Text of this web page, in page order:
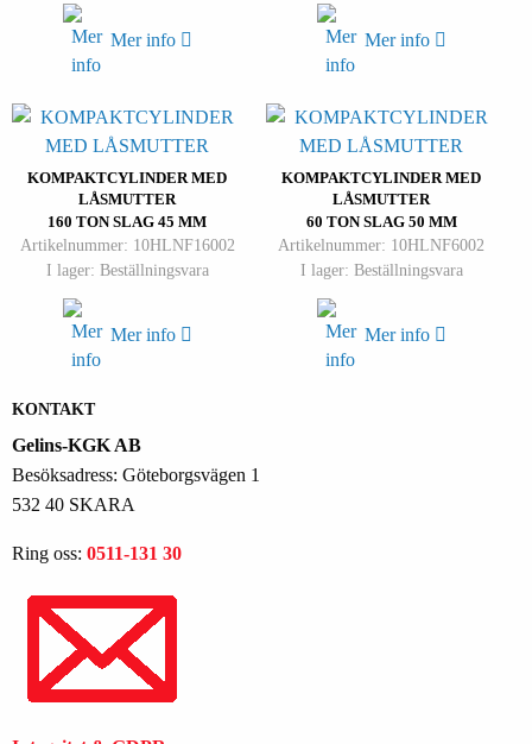
Mer info Mer info
KOMPAKTCYLINDER MED
LÅSMUTTER
160 TON SLAG 45 MM
Artikelnummer: 10HLNF16002
I lager: Beställningsvara
Mer info
KOMPAKTCYLINDER MED
LÅSMUTTER
60 TON SLAG 50 MM
Artikelnummer: 10HLNF6002
I lager: Beställningsvara
Mer info
KONTAKT
Gelins-KGK AB
Besöksadress: Göteborgsvägen 1
532 40 SKARA
Ring oss: 0511-131 30